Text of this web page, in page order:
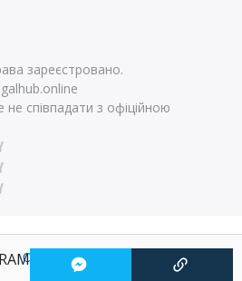
зареєстровано.
співпадати з офіційною
Статті